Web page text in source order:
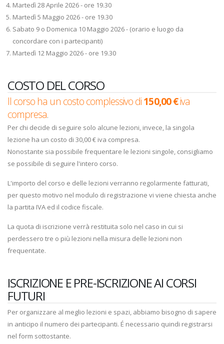
Martedì 28 Aprile 2026 - ore 19.30
Martedì 5 Maggio 2026 - ore 19.30
Sabato 9 o Domenica 10 Maggio 2026 - (orario e luogo da
concordare con i partecipanti)
Martedì 12 Maggio 2026 - ore 19.30
COSTO DEL CORSO
Il corso ha un costo complessivo di150,00 €iva
compresa.
Per chi decide di seguire solo alcune lezioni, invece, la singola
lezione ha un costo di 30,00 € iva compresa.
Nonostante sia possibile frequentare le lezioni singole, consigliamo
se possibile di seguire l'intero corso.
L'importo del corso e delle lezioni verranno regolarmente fatturati,
per questo motivo nel modulo di registrazione vi viene chiesta anche
la partita IVA ed il codice fiscale.
La quota di iscrizione verrà restituita solo nel caso in cui si
perdessero tre o più lezioni nella misura delle lezioni non
frequentate.
ISCRIZIONE E PRE-ISCRIZIONE AI CORSI
FUTURI
Per organizzare al meglio lezioni e spazi, abbiamo bisogno di sapere
in anticipo il numero dei partecipanti. É necessario quindi registrarsi
nel form sottostante.